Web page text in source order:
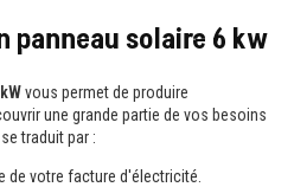
panneau solaire 6 kw
vous permet de produire
une grande partie de vos besoins
traduit par :
de votre facture d'électricité.